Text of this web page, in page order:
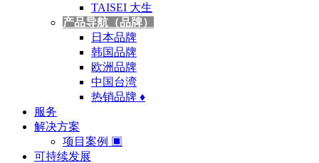
TAISEI 大生
产品导航（品牌）
日本品牌
韩国品牌
欧洲品牌
中国台湾
热销品牌 ♦
服务
解决方案
项目案例 ▣
可持续发展